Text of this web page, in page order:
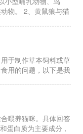
物。 2、黄鼠狼与猫
于制作草本饲料或草
用的问题，以下是我
喂养猫咪。具体回答
蛋白质为主要成分，